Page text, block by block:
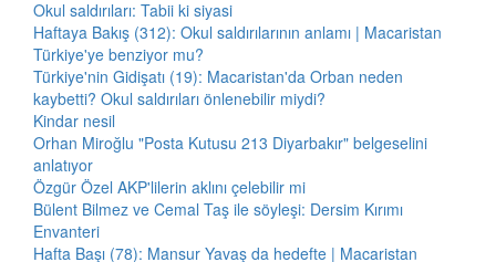
Okul saldırıları: Tabii ki siyasi
Haftaya Bakış (312): Okul saldırılarının anlamı | Macaristan
Türkiye'ye benziyor mu?
Türkiye'nin Gidişatı (19): Macaristan'da Orban neden
kaybetti? Okul saldırıları önlenebilir miydi?
Kindar nesil
Orhan Miroğlu "Posta Kutusu 213 Diyarbakır" belgeselini
anlatıyor
Özgür Özel AKP'lilerin aklını çelebilir mi
Bülent Bilmez ve Cemal Taş ile söyleşi: Dersim Kırımı
Envanteri
Hafta Başı (78): Mansur Yavaş da hedefte | Macaristan